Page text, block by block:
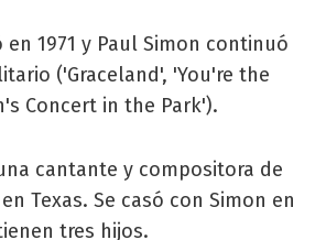
en 1971 y Paul Simon continuó
('Graceland', 'You're the
Concert in the Park').
cantante y compositora de
Texas. Se casó con Simon en
tres hijos.